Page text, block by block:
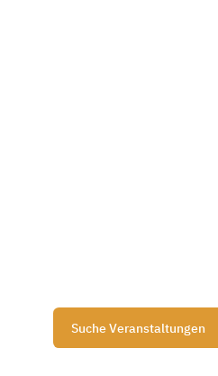
Suche Veranstaltungen